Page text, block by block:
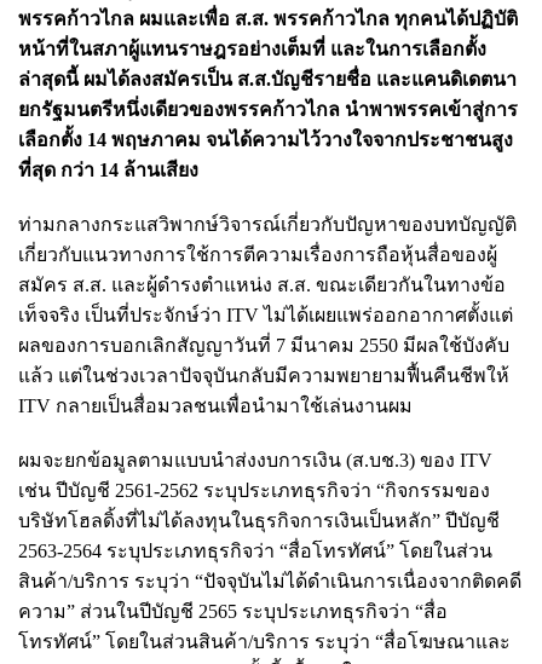
พรรคก้าวไกล ผมและเพื่อ ส.ส. พรรคก้าวไกล ทุกคนได้ปฏิบัติ
หน้าที่ในสภาผู้แทนราษฎรอย่างเต็มที่ และในการเลือกตั้ง
ล่าสุดนี้ ผมได้ลงสมัครเป็น ส.ส.บัญชีรายชื่อ และแคนดิเดตนา
ยกรัฐมนตรีหนึ่งเดียวของพรรคก้าวไกล นำพาพรรคเข้าสู่การ
เลือกตั้ง 14 พฤษภาคม จนได้ความไว้วางใจจากประชาชนสูง
ที่สุด กว่า 14 ล้านเสียง
ท่ามกลางกระแสวิพากษ์วิจารณ์เกี่ยวกับปัญหาของบทบัญญัติ
เกี่ยวกับแนวทางการใช้การตีความเรื่องการถือหุ้นสื่อของผู้
สมัคร ส.ส. และผู้ดำรงตำแหน่ง ส.ส. ขณะเดียวกันในทางข้อ
เท็จจริง เป็นที่ประจักษ์ว่า ITV ไม่ได้เผยแพร่ออกอากาศตั้งแต่
ผลของการบอกเลิกสัญญาวันที่ 7 มีนาคม 2550 มีผลใช้บังคับ
แล้ว แต่ในช่วงเวลาปัจจุบันกลับมีความพยายามฟื้นคืนชีพให้
ITV กลายเป็นสื่อมวลชนเพื่อนำมาใช้เล่นงานผม
ผมจะยกข้อมูลตามแบบนำส่งงบการเงิน (ส.บช.3) ของ ITV
เช่น ปีบัญชี 2561-2562 ระบุประเภทธุรกิจว่า “กิจกรรมของ
บริษัทโฮลดิ้งที่ไม่ได้ลงทุนในธุรกิจการเงินเป็นหลัก” ปีบัญชี
2563-2564 ระบุประเภทธุรกิจว่า “สื่อโทรทัศน์” โดยในส่วน
สินค้า/บริการ ระบุว่า “ปัจจุบันไม่ได้ดำเนินการเนื่องจากติดคดี
ความ” ส่วนในปีบัญชี 2565 ระบุประเภทธุรกิจว่า “สื่อ
โทรทัศน์” โดยในส่วนสินค้า/บริการ ระบุว่า “สื่อโฆษณาและ